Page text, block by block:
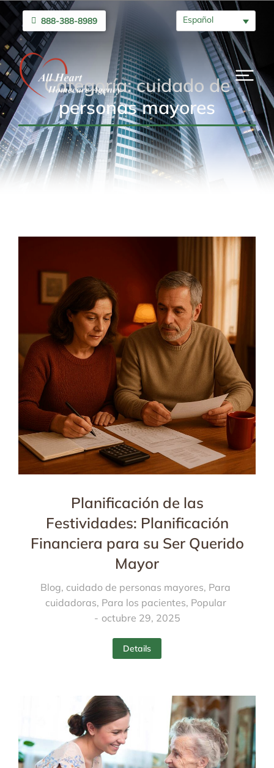
888-388-8989 Español
Categoría: cuidado de
personas mayores
Planificación de las
Festividades: Planificación
Financiera para su Ser Querido
Mayor
Blog, cuidado de personas mayores, Para
cuidadoras, Para los pacientes, Popular
octubre 29, 2025
Details